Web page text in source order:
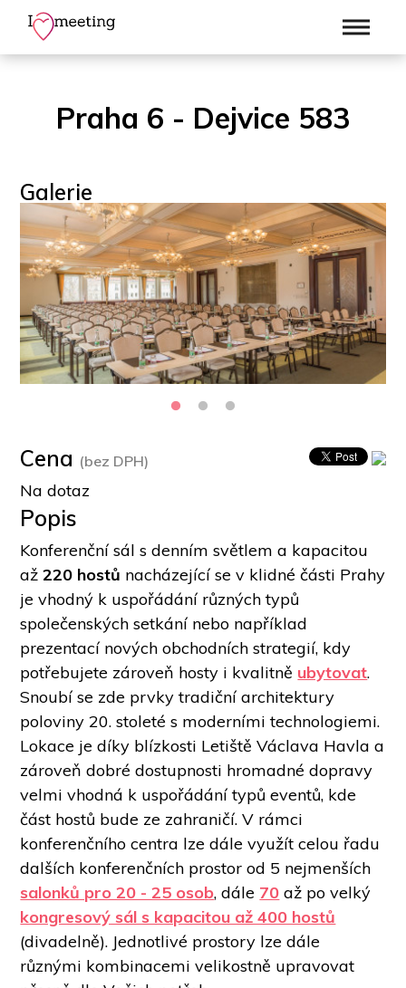
Praha 6 - Dejvice 583
Galerie
Cena (bez DPH)
Na dotaz
Popis
Konferenční sál s denním světlem a kapacitou
až 220 hostů nacházející se v klidné části Prahy
je vhodný k uspořádání různých typů
společenských setkání nebo například
prezentací nových obchodních strategií, kdy
potřebujete zároveň hosty i kvalitně ubytovat.
Snoubí se zde prvky tradiční architektury
poloviny 20. stoleté s moderními technologiemi.
Lokace je díky blízkosti Letiště Václava Havla a
zároveň dobré dostupnosti hromadné dopravy
velmi vhodná k uspořádání typů eventů, kde
část hostů bude ze zahraničí. V rámci
konferenčního centra lze dále využít celou řadu
salonků pro 20 - 25 osob, dále 70
kongresový sál s kapacitou až 400 hostů
(divadelně). Jednotlivé prostory lze dále
různými kombinacemi velikostně upravovat